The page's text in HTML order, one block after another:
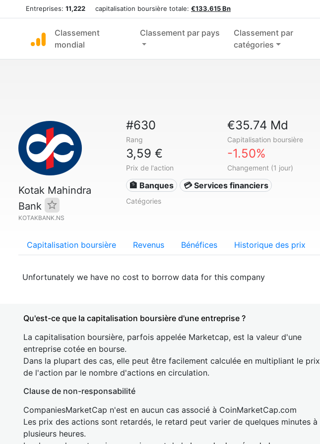
Entreprises: 11,222 capitalisation boursière totale: €133.615 Bn
Classement
mondial
Classement par pays
Classement par
catégories
Kotak Mahindra
Bank
KOTAKBANK.NS
#630
Rang
€35.74 Md
Capitalisation boursière
3,59 €
Prix de l'action
-1.50%
Changement (1 jour)
🏦 Banques 💳 Services financiers
Catégories
Capitalisation boursière Revenus Bénéfices Historique des prix
Unfortunately we have no cost to borrow data for this company
Qu'est-ce que la capitalisation boursière d'une entreprise ?
La capitalisation boursière, parfois appelée Marketcap, est la valeur d'une
entreprise cotée en bourse.
Dans la plupart des cas, elle peut être facilement calculée en multipliant le prix
de l'action par le nombre d'actions en circulation.
Clause de non-responsabilité
CompaniesMarketCap n'est en aucun cas associé à CoinMarketCap.com
Les prix des actions sont retardés, le retard peut varier de quelques minutes à
plusieurs heures.